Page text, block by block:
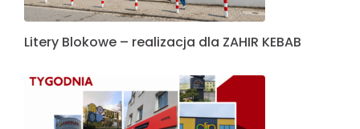
Litery Blokowe – realizacja dla ZAHIR KEBAB